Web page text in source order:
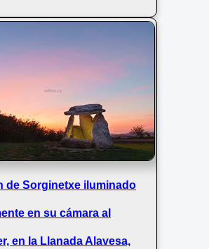
de Sorginetxe iluminado
en su cámara al
en la Llanada Alavesa,